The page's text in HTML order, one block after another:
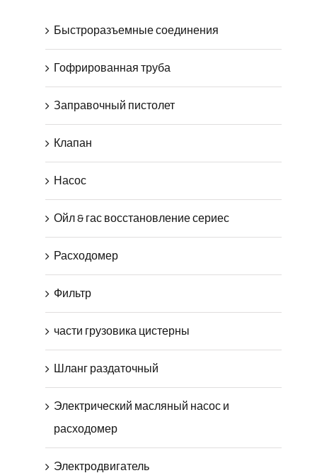
Быстроразъемные соединения
Гофрированная труба
Заправочный пистолет
Клапан
Насос
Ойл & гас восстановление сериес
Расходомер
Фильтр
части грузовика цистерны
Шланг раздаточный
Электрический масляный насос и
расходомер
Электродвигатель